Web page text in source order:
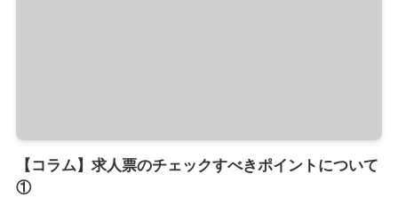
【コラム】求人票のチェックすべきポイントについて
①